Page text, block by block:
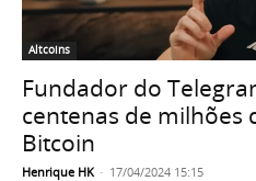
Altcoins
Fundador do
centenas de milhões
Bitcoin
Henrique HK - 17/04/2024 15:15